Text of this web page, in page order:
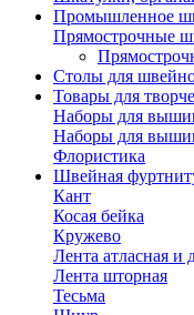
Промышленное
Прямострочные
Столы для
Товары для
Наборы для
Наборы для
Флористика
Швейная
Кант
Косая бейка
Кружево
Лента aтласная и
Лента шторная
Тесьма